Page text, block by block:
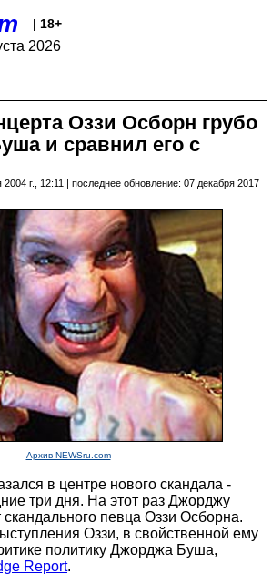
| 18+
2026
Оззи Осборн грубо
и сравнил его с
г., 12:11 | последнее обновление: 07 декабря 2017
Архив NEWSru.com
в центре нового скандала -
три дня. На этот раз Джорджу
скандального певца Оззи Осборна.
Оззи, в свойственной ему
политику Джорджа Буша,
Report.